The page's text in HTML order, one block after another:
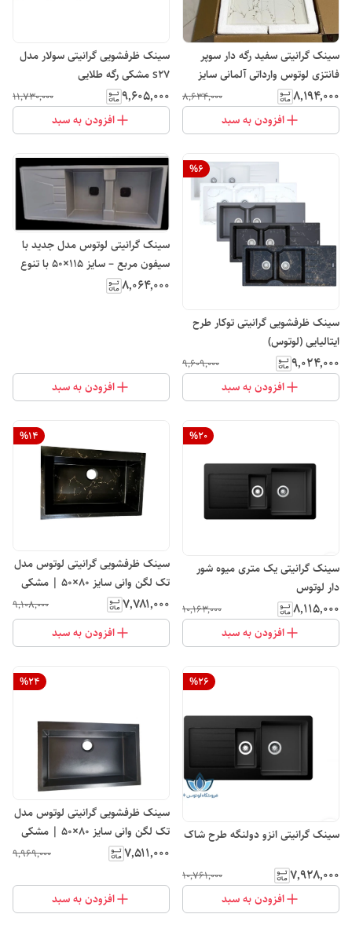
سینک گرانیتی سفید رگه دار سوپر
فانتزی لوتوس وارداتی آلمانی سایز
115 در 50 سانت توکار
۸٬۱۹۴٬۰۰۰ ۸٬۶۳۴٬۰۰۰
افزودن به سبد
سینک ظرفشویی گرانیتی سولار مدل
s27 مشکی رگه طلایی
۹٬۶۰۵٬۰۰۰ ۱۱٬۷۳۰٬۰۰۰
افزودن به سبد
%6
سینک ظرفشویی گرانیتی توکار طرح
ایتالیایی (لوتوس)
۹٬۰۲۴٬۰۰۰ ۹٬۶۰۹٬۰۰۰
افزودن به سبد
سینک گرانیتی لوتوس مدل جدید با
سیفون مربع – سایز ۱۱۵×۵۰ با تنوع
رنگ توکار
۸٬۰۶۴٬۰۰۰
افزودن به سبد
%20
سینک گرانیتی یک متری میوه شور
دار لوتوس
۸٬۱۱۵٬۰۰۰ ۱۰٬۱۶۳٬۰۰۰
افزودن به سبد
%14
سینک ظرفشویی گرانیتی لوتوس مدل
تک لگن وانی سایز ۸۰×۵۰ | مشکی
رگه طلایی
۷٬۷۸۱٬۰۰۰ ۹٬۱۰۸٬۰۰۰
افزودن به سبد
%26
سینک گرانیتی انزو دولنگه طرح شاک
۷٬۹۲۸٬۰۰۰ ۱۰٬۷۶۱٬۰۰۰
افزودن به سبد
%24
سینک ظرفشویی گرانیتی لوتوس مدل
تک لگن وانی سایز ۸۰×۵۰ | مشکی
اکلیلی
۷٬۵۱۱٬۰۰۰ ۹٬۹۶۹٬۰۰۰
افزودن به سبد